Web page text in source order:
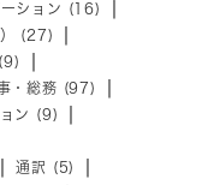
ーション (16)
） (27)
・総務 (97)
ン (9)
通訳 (5)